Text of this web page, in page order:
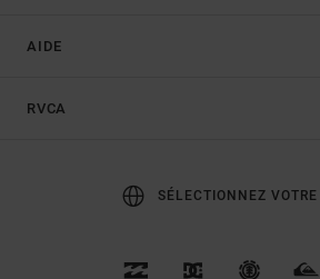
AIDE
RVCA
SÉLECTIONNEZ VOTRE